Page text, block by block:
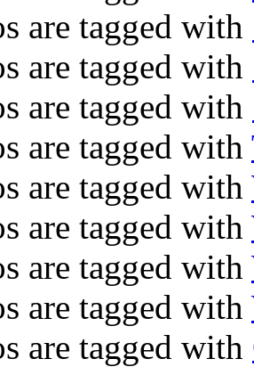
are tagged with
are tagged with
are tagged with
are tagged with
are tagged with
are tagged with
are tagged with
are tagged with
are tagged with